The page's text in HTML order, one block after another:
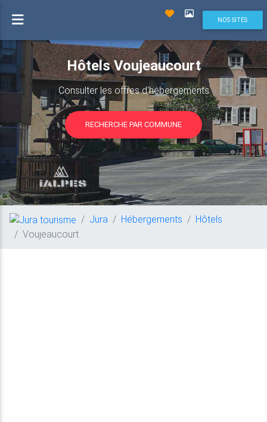
NOS SITES
Hôtels Voujeaucourt
Consulter les offres d'hébergements
RECHERCHE PAR COMMUNE
Jura Hébergements
Hôtels
Voujeaucourt